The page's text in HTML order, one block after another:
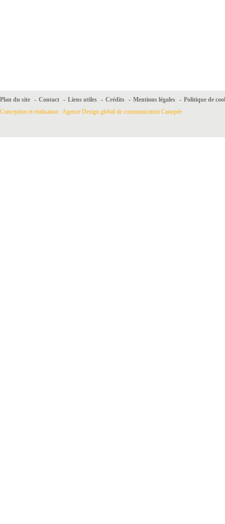
Plan du site - Contact - Liens utiles - Crédits - Mentions légales - Politique de
Conception et réalisation : Agence Design global de communication Canopée